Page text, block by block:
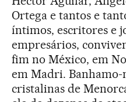
Ortega e tantos e
íntimos, escritores e
empresários,
fim no México, em
em Madri. Banhamo-
cristalinas de